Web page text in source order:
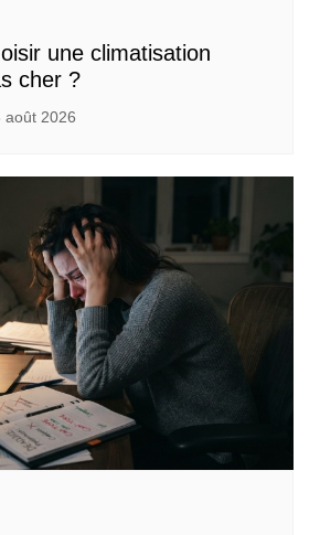
une climatisation
cher ?
août 2026